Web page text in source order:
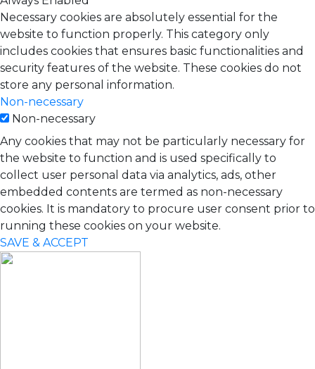
Necessary cookies are absolutely essential for the
website to function properly. This category only
includes cookies that ensures basic functionalities and
security features of the website. These cookies do not
store any personal information.
Non-necessary
Non-necessary
Any cookies that may not be particularly necessary for
the website to function and is used specifically to
collect user personal data via analytics, ads, other
embedded contents are termed as non-necessary
cookies. It is mandatory to procure user consent prior to
running these cookies on your website.
SAVE & ACCEPT